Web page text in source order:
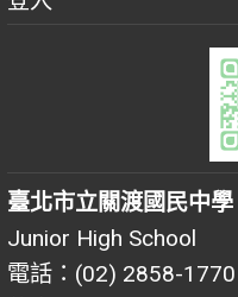
臺北市立關渡國民中學
Junior High School
電話：(02) 2858-1770